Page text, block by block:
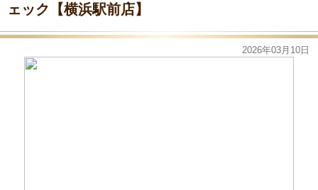
ェック【横浜駅前店】
2026年03月10日